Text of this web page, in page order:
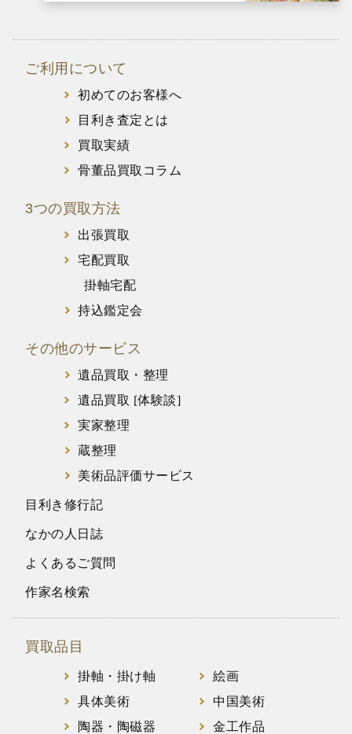
ご利用について
初めてのお客様へ
目利き査定とは
買取実績
骨董品買取コラム
3つの買取方法
出張買取
宅配買取
掛軸宅配
持込鑑定会
その他のサービス
遺品買取・整理
遺品買取 [体験談]
実家整理
蔵整理
美術品評価サービス
目利き修行記
なかの人日誌
よくあるご質問
作家名検索
買取品目
掛軸・掛け軸
絵画
具体美術
中国美術
陶器・陶磁器
金工作品